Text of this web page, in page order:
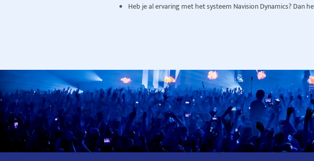
Heb je al ervaring met het systeem Navision Dynamics? Dan